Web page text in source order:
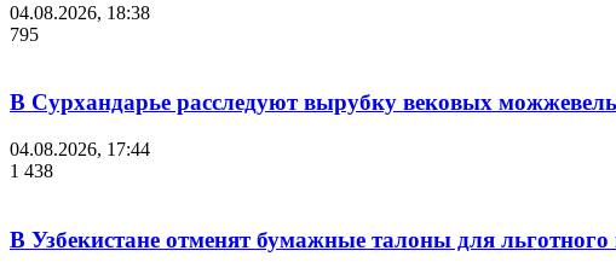
04.08.2026, 18:38
795
В Сурхандарье расследуют вырубку вековых
04.08.2026, 17:44
1 438
В Узбекистане отменят бумажные талоны для льготного